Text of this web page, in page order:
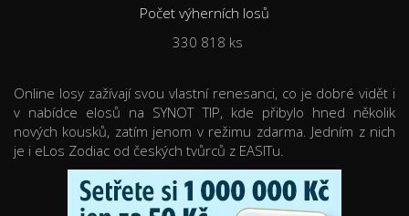
Počet výherních losů
330 818 ks
Online losy zažívají svou vlastní renesanci, co je dobré vidět i
v nabídce elosů na SYNOT TIP, kde přibylo hned několik
nových kousků, zatím jenom v režimu zdarma. Jedním z nich
je i eLos Zodiac od českých tvůrců z EASITu.